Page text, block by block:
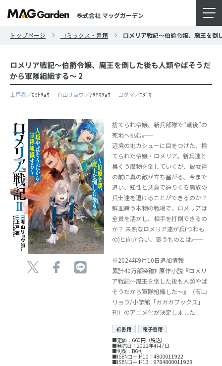
株式会社 マッグガーデン
トップページ コミックス・書籍 ロメリア戦記～伯爵令嬢、魔王を倒
ロメリア戦記～伯爵令嬢、魔王を倒した後も人類やばそうだ
から軍隊組織する～ 2
上戸亮／ｶﾐﾄﾘｮｳ 有山リョウ ／ｱﾘﾔﾏﾘｮｳ コダマ／ｺﾀﾞﾏ
捨てられ令嬢、新兵部隊で“戦後”の
死地へ挑む――。
辺境の地カシューに目をつけた、捨
てられた令嬢・ロメリア。新兵達と
巣くう魔物を倒していくが、彼女達
の前に真の敵が立ち塞がる。今まで
違い、知性と悪意で迫りくる魔族の
兵士達を退けることができるのか？
鮮血舞う本物の戦場で、ロメリアは
全員を活かし、相手を打倒できるの
か？ 未熟なロメリア達が兵(つわも
の)と向き合い、喪うものとは――。
※2024年9月10日追加情報
累計40万部突破!! 原作小説『ロメリ
ア戦記〜魔王を倒した後も人類やば
そうだから軍隊組織した〜』（有山
リョウ/小学館「ガガガブックス」
刊）のアニメ化が決定しました！
紙書籍
電子書籍
■定価：660円（税込）
■発売日：2022年4月7日
■判型：B6判
■ISBNコード10：4800011922
■ISBNコード13：9784800011923